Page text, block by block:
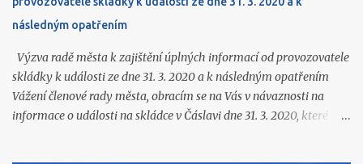
následným opatřením
Výzva radě města k zajištění úplných informací od provozovatele
skládky k události ze dne 31. 3. 2020 a k následným opatřením
Vážení členové rady města, obracím se na Vás v návaznosti na
informace o události na skládce v Čáslavi dne 31. 3. 2020, které